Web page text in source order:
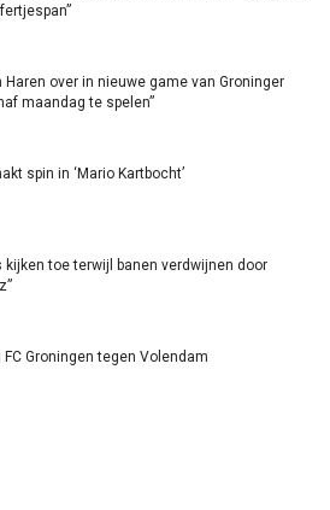
over in nieuwe game van Groninger
maandag te spelen”
spin in ‘Mario Kartbocht’
kijken toe terwijl banen verdwijnen door
Groningen tegen Volendam